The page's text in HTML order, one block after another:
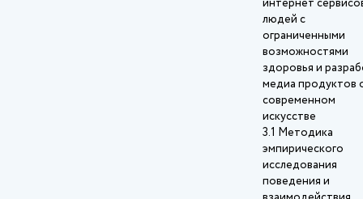
интернет
людей с
ограниченными
возможностями
здоровья и
медиа продуктов
современном
искусстве
3.1 Методика
эмпирического
исследования
поведения и